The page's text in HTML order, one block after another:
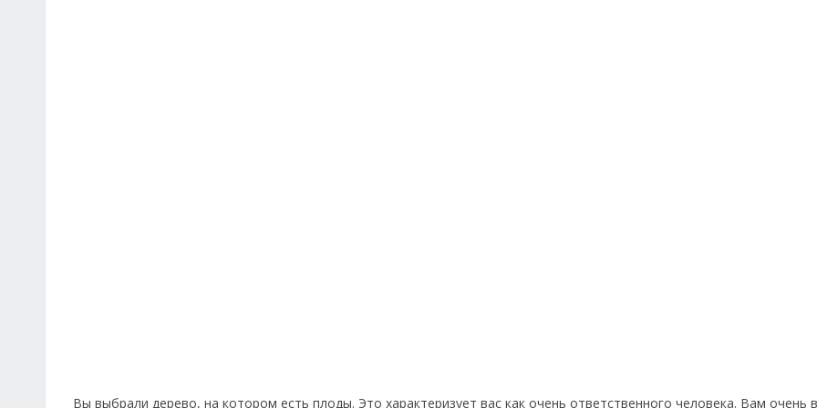
Вы выбрали дерево, на котором есть плоды. Это характеризует вас как очень ответственного человека. Вам очень